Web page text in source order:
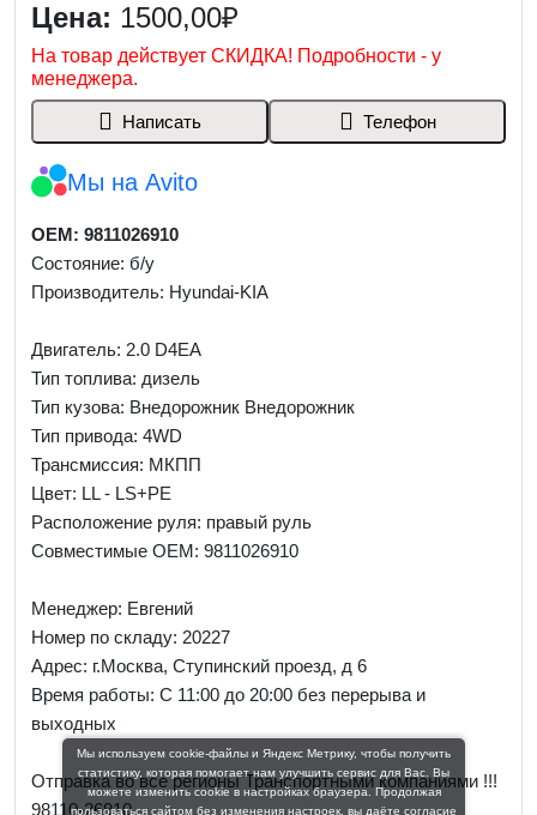
Цена: 1500,00₽
На товар действует СКИДКА! Подробности - у
менеджера.
Написать Телефон
Мы на Avito
OEM: 9811026910
Состояние: б/у
Производитель: Hyundai-KIA
Двигатель: 2.0 D4EA
Тип топлива: дизель
Тип кузова: Внедорожник Внедорожник
Тип привода: 4WD
Трансмиссия: МКПП
Цвет: LL - LS+PE
Расположение руля: правый руль
Совместимые OEM: 9811026910
Менеджер: Евгений
Номер по складу: 20227
Адрес: г.Москва, Ступинский проезд, д 6
Время работы: С 11:00 до 20:00 без перерыва и
выходных
Отправка во все регионы Транспортными компаниями !!!
98110-26910
Мы используем cookie-файлы и Яндекс Метрику, чтобы получить
статистику, которая помогает нам улучшить сервис для Вас. Вы
можете изменить cookie в настройках браузера. Продолжая
пользоваться сайтом без изменения настроек, вы даёте согласие